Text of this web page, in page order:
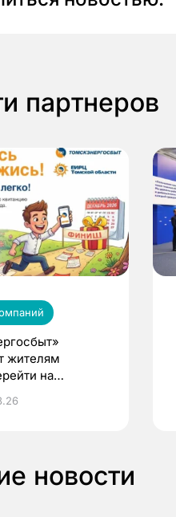
партнеров
жителям
на
новости